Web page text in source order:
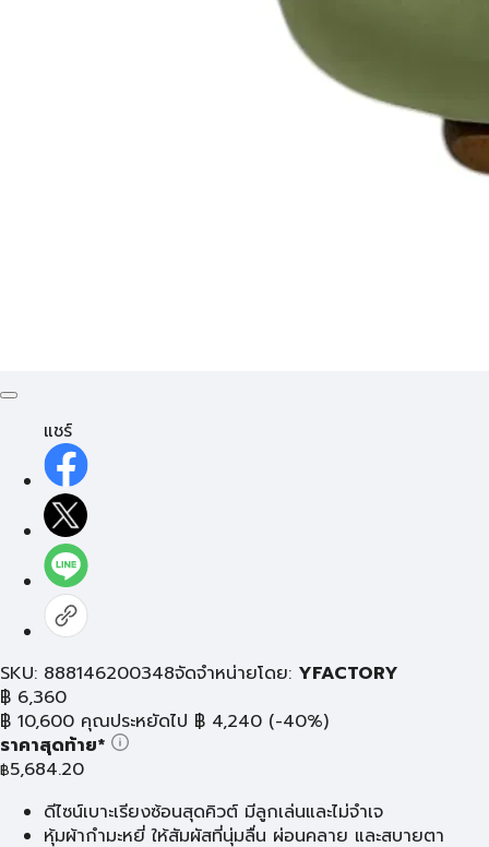
แชร์
SKU: 888146200348จัดจำหน่ายโดย: YFACTORY
฿ 6,360
฿ 10,600 คุณประหยัดไป ฿ 4,240 (-40%)
ราคาสุดท้าย*
฿5,684.20
ดีไซน์เบาะเรียงซ้อนสุดคิวต์ มีลูกเล่นและไม่จำเจ
หุ้มผ้ากำมะหยี่ ให้สัมผัสที่นุ่มลื่น ผ่อนคลาย และสบายตา